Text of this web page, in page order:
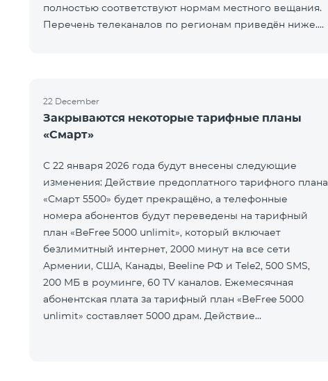
полностью соответствуют нормам местного вещания.
Перечень телеканалов по регионам приведён ниже.
22 December
Закрываются некоторые тарифные планы
«Смарт»
С 22 января 2026 года будут внесены следующие
изменения: Действие предоплатного тарифного плана
«Смарт 5500» будет прекращёно, а телефонные
номера абонентов будут переведены на тарифный
план «BeFree 5000 unlimit», который включает
безлимитный интернет, 2000 минут на все сети
Армении, США, Канады, Beeline РФ и Tele2, 500 SMS,
200 МБ в роуминге, 60 TV каналов. Ежемесячная
абонентская плата за тарифный план «BeFree 5000
unlimit» составляет 5000 драм. Действие